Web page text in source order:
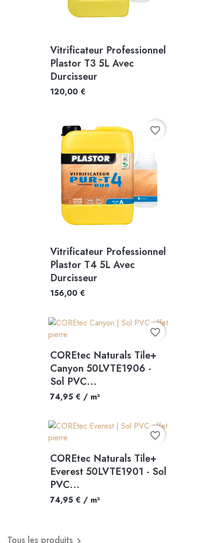
Vitrificateur Professionnel
Plastor T3 5L Avec
Durcisseur
120,00 €
Vitrificateur Professionnel
Plastor T4 5L Avec
Durcisseur
156,00 €
favorite_border
COREtec Naturals Tile+
Canyon 50LVTE1906 -
Sol PVC...
74,95 € / m²
favorite_border
COREtec Naturals Tile+
Everest 50LVTE1901 - Sol
PVC...
74,95 € / m²
favorite_border
Tous les produits